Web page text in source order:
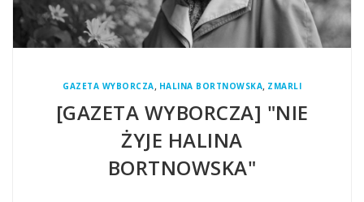
GAZETA WYBORCZA, HALINA BORTNOWSKA, ZMARLI
[GAZETA WYBORCZA] "NIE
ŻYJE HALINA
BORTNOWSKA"